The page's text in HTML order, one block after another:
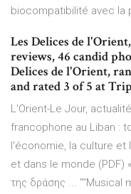
biocompatibilité avec la
Les Delices de
reviews, 46 candid
Delices de l'Orient,
and rated 3 of 5 at
L'Orient-Le Jour,
francophone au Liban :
l'économie, la culture et
et dans le monde (PDF)
της δράσης ... "“Musical